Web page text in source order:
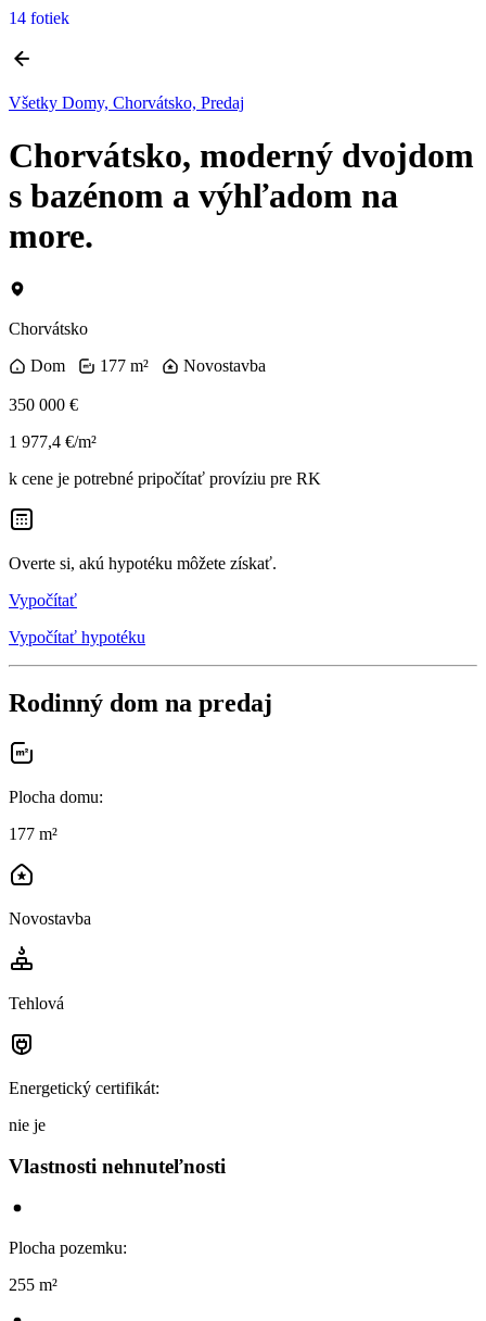
14 fotiek
Všetky Domy, Chorvátsko, Predaj
Chorvátsko, moderný dvojdom
s bazénom a výhľadom na
more.
Chorvátsko
Dom
177 m² Novostavba
350 000 €
1 977,4 €/m²
k cene je potrebné pripočítať províziu pre RK
Overte si, akú hypotéku môžete získať.
Vypočítať
Vypočítať hypotéku
Rodinný dom na predaj
Plocha domu:
177 m²
Novostavba
Tehlová
Energetický certifikát:
nie je
Vlastnosti nehnuteľnosti
Plocha pozemku:
255 m²